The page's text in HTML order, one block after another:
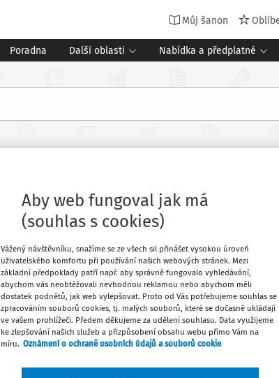
Můj šanon
Poradna Další oblasti Nabídka a předplatné
Příští týden Tento měsíc Příští měsíc
ZÁJMOVÉ VZDĚLÁVÁNÍ ŠKOLNÍ DRUŽINA ORGANIZACE
Projednání se zřizovatelem přerušení činnosti
Můj plán 1. 4. - 30. 4.
Aby web fungoval jak má
(souhlas s cookies)
Vážený návštěvníku, snažíme se ze všech sil přinášet vysokou úroveň
uživatelského komfortu při používání našich webových stránek. Mezi
základní předpoklady patří např. aby správně fungovalo vyhledávání,
abychom vás neobtěžovali nevhodnou reklamou nebo abychom měli
dostatek podnětů, jak web vylepšovat. Proto od Vás potřebujeme souhlas se
zpracováním souborů cookies, tj. malých souborů, které se dočasně ukládají
ve vašem prohlížeči. Předem děkujeme za udělení souhlasu. Data využijeme
ke zlepšování našich služeb a přizpůsobení obsahu webu přímo Vám na
míru. Oznámení o ochraně osobních údajů a souborů cookie